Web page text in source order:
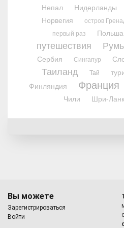
Непал Нидерланды
Норвегия
остров
первый раз
Польша
путешествия
Сербия Сингапур
Таиланд Тай
Финляндия
Франция
Чили
Шри-
Вы можете
Зарегистрироваться
Войти